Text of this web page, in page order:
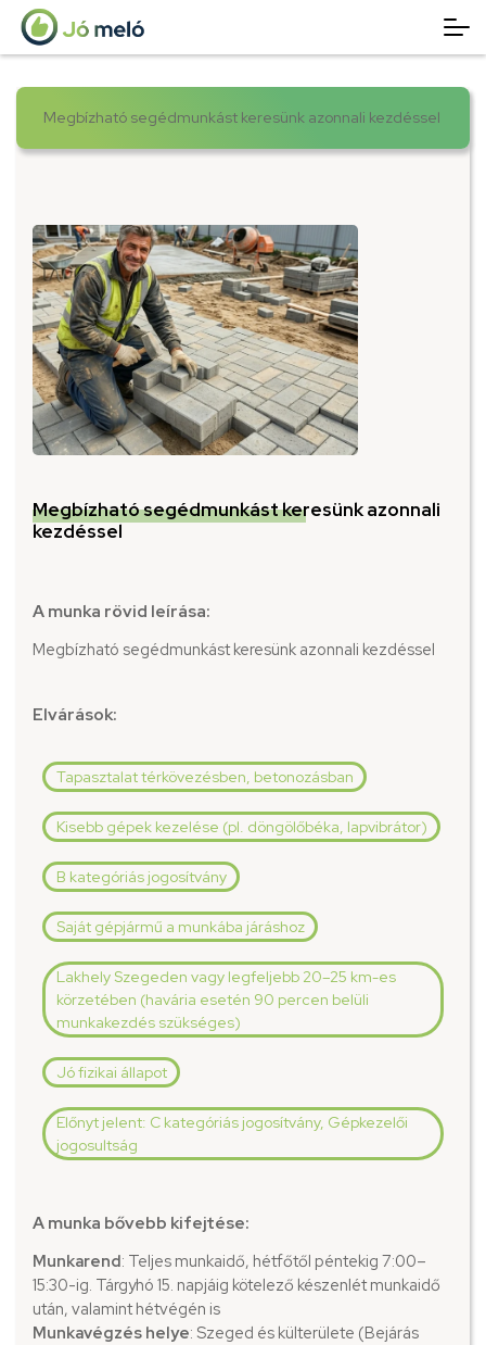
Megbízható segédmunkást keresünk azonnali kezdéssel
Megbízható segédmunkást keresünk azonnali
kezdéssel
A munka rövid leírása:
Megbízható segédmunkást keresünk azonnali kezdéssel
Elvárások:
Tapasztalat térkövezésben, betonozásban
Kisebb gépek kezelése (pl. döngölőbéka, lapvibrátor)
B kategóriás jogosítvány
Saját gépjármű a munkába járáshoz
Lakhely Szegeden vagy legfeljebb 20–25 km-es
körzetében (havária esetén 90 percen belüli
munkakezdés szükséges)
Jó fizikai állapot
Előnyt jelent: C kategóriás jogosítvány, Gépkezelői
jogosultság
A munka bővebb kifejtése:
Munkarend: Teljes munkaidő, hétfőtől péntekig 7:00–
15:30-ig. Tárgyhó 15. napjáig kötelező készenlét munkaidő
után, valamint hétvégén is
Munkavégzés helye: Szeged és külterülete (Bejárás